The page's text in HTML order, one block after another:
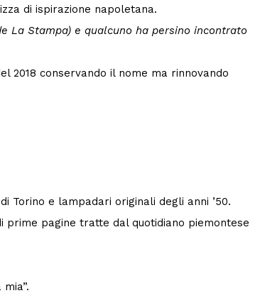
di ispirazione napoletana.
La Stampa) e qualcuno ha persino incontrato
2018 conservando il nome ma rinnovando
Torino e lampadari originali degli anni ’50.
prime pagine tratte dal quotidiano piemontese